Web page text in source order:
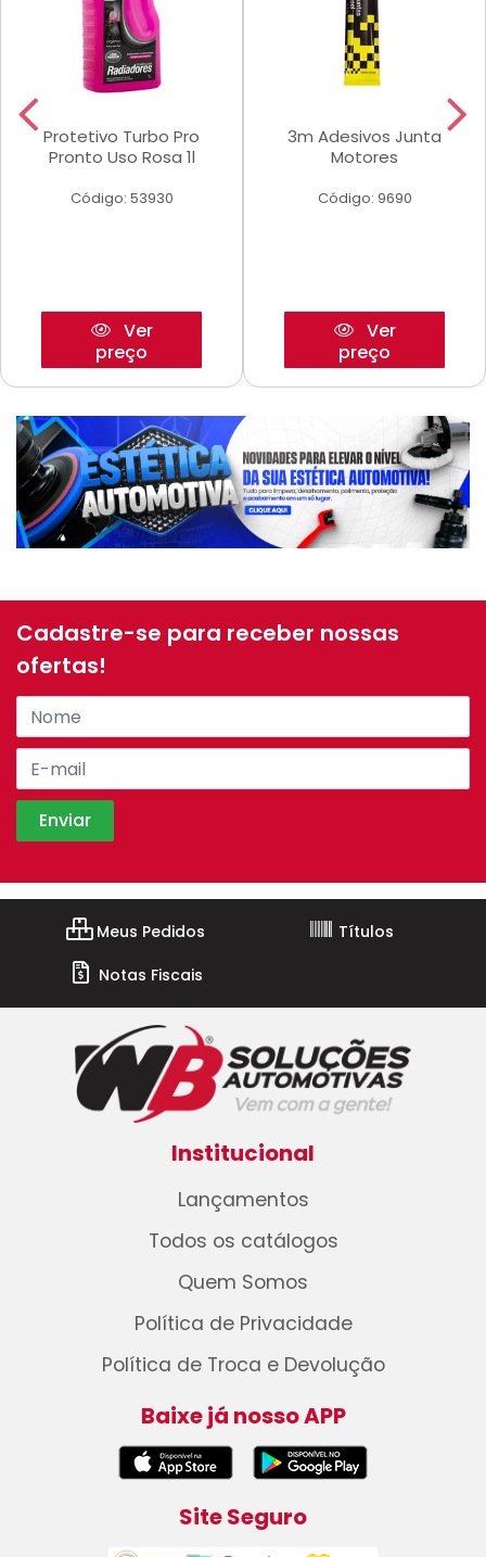
Protetivo Turbo Pro
Pronto Uso Rosa 1l
Código: 53930
Ver
preço
3m Adesivos Junta
Motores
Código: 9690
Ver
preço
Cadastre-se para receber nossas
ofertas!
Meus Pedidos
Títulos
Notas Fiscais
Institucional
Lançamentos
Todos os catálogos
Quem Somos
Política de Privacidade
Política de Troca e Devolução
Baixe já nosso APP
Site Seguro